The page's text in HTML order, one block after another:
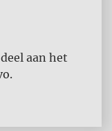
aan het